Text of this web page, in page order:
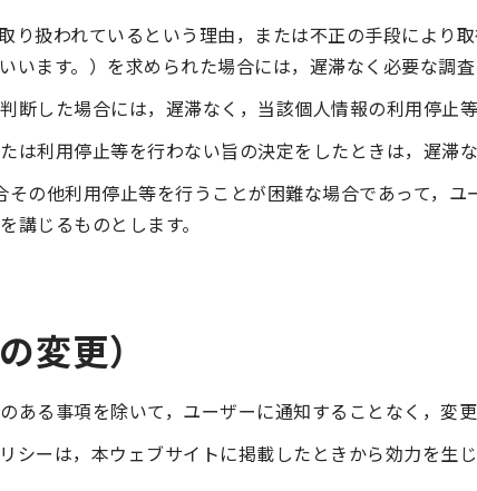
り扱われているという理由，または不正の手段により
ます。）を求められた場合には，遅滞なく必要な調査
した場合には，遅滞なく，当該個人情報の利用停止等
利用停止等を行わない旨の決定をしたときは，遅滞
の他利用停止等を行うことが困難な場合であって，
じるものとします。
変更）
る事項を除いて，ユーザーに通知することなく，変
ーは，本ウェブサイトに掲載したときから効力を生じ